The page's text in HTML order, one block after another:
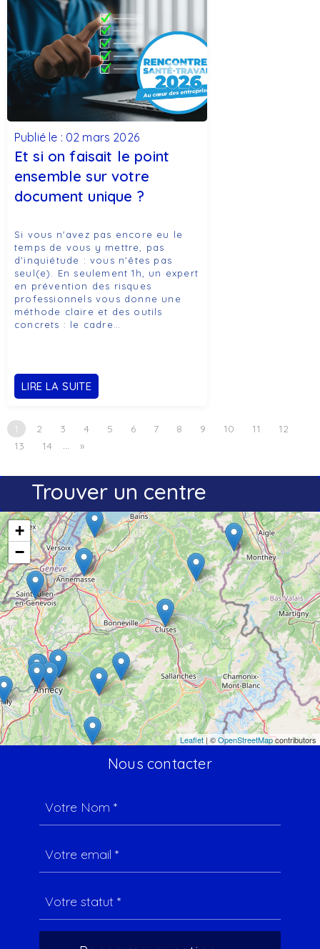
Publié le : 02 mars 2026
Et si on faisait le point
ensemble sur votre
document unique ?
Si vous n'avez pas encore eu le
temps de vous y mettre, pas
d'inquiétude : vous n'êtes pas
seul(e). En seulement 1h, un expert
en prévention des risques
professionnels vous donne une
méthode claire et des outils
concrets : le cadre…
LIRE LA SUITE
1 2 3 4 5 6 7 8 9 10 11
12
13
14 … »
Trouver un centre
+
−
Leaflet | ©OpenStreetMapcontributors
Nous contacter